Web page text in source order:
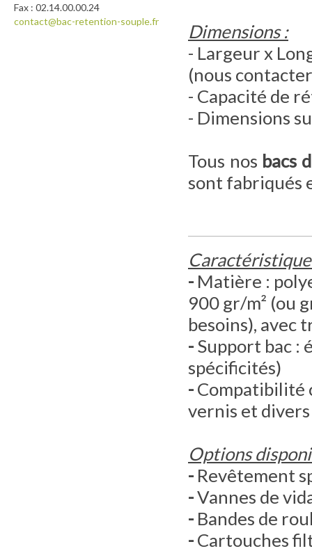
Fax : 02.14.00.00.24
contact@bac-retention-souple.fr
Dimensions :
- Largeur x
(nous
- Capacité de
- Dimensions
Tous nos bacs
sont fabriqués
- Matière :
900 gr/m² (ou
besoins), avec
- Support bac :
spécificités)
- Compatibilité
vernis et
Options
- Revêtement
-Vannes de
- Bandes de
- Cartouches